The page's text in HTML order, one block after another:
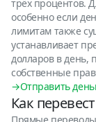
трёх процентов.
особенно если
лимитам также
устанавливает
долларов в день,
собственные
→Отправить
Как
Прямые